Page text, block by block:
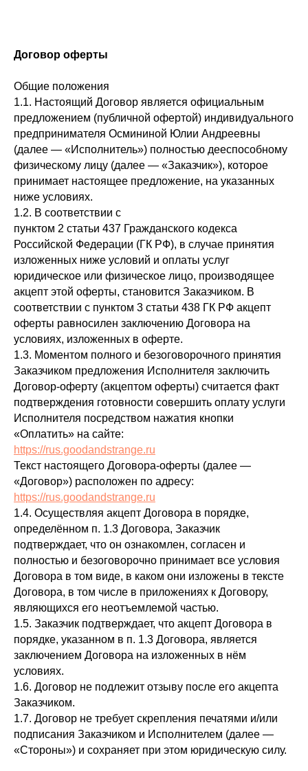
Договор оферты
Общие положения
1.1. Настоящий Договор является официальным
предложением (публичной офертой) индивидуального
предпринимателя Осмининой Юлии Андреевны
(далее — «Исполнитель») полностью дееспособному
физическому лицу (далее — «Заказчик»), которое
принимает настоящее предложение, на указанных
ниже условиях.
1.2. В соответствии с
пунктом 2 статьи 437 Гражданского кодекса
Российской Федерации (ГК РФ), в случае принятия
изложенных ниже условий и оплаты услуг
юридическое или физическое лицо, производящее
акцепт этой оферты, становится Заказчиком. В
соответствии с пунктом 3 статьи 438 ГК РФ акцепт
оферты равносилен заключению Договора на
условиях, изложенных в оферте.
1.3. Моментом полного и безоговорочного принятия
Заказчиком предложения Исполнителя заключить
Договор-оферту (акцептом оферты) считается факт
подтверждения готовности совершить оплату услуги
Исполнителя посредством нажатия кнопки
«Оплатить» на сайте:
https://rus.goodandstrange.ru
Текст настоящего Договора-оферты (далее —
«Договор») расположен по адресу:
https://rus.goodandstrange.ru
1.4. Осуществляя акцепт Договора в порядке,
определённом п. 1.3 Договора, Заказчик
подтверждает, что он ознакомлен, согласен и
полностью и безоговорочно принимает все условия
Договора в том виде, в каком они изложены в тексте
Договора, в том числе в приложениях к Договору,
являющихся его неотъемлемой частью.
1.5. Заказчик подтверждает, что акцепт Договора в
порядке, указанном в п. 1.3 Договора, является
заключением Договора на изложенных в нём
условиях.
1.6. Договор не подлежит отзыву после его акцепта
Заказчиком.
1.7. Договор не требует скрепления печатями и/или
подписания Заказчиком и Исполнителем (далее —
«Стороны») и сохраняет при этом юридическую силу.